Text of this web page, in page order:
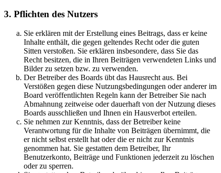
3. Pflichten des Nutzers
Sie erklären mit der Erstellung eines Beitrags, dass er keine
Inhalte enthält, die gegen geltendes Recht oder die guten
Sitten verstoßen. Sie erklären insbesondere, dass Sie das
Recht besitzen, die in Ihren Beiträgen verwendeten Links und
Bilder zu setzen bzw. zu verwenden.
Der Betreiber des Boards übt das Hausrecht aus. Bei
Verstößen gegen diese Nutzungsbedingungen oder anderer im
Board veröffentlichten Regeln kann der Betreiber Sie nach
Abmahnung zeitweise oder dauerhaft von der Nutzung dieses
Boards ausschließen und Ihnen ein Hausverbot erteilen.
Sie nehmen zur Kenntnis, dass der Betreiber keine
Verantwortung für die Inhalte von Beiträgen übernimmt, die
er nicht selbst erstellt hat oder die er nicht zur Kenntnis
genommen hat. Sie gestatten dem Betreiber, Ihr
Benutzerkonto, Beiträge und Funktionen jederzeit zu löschen
oder zu sperren.